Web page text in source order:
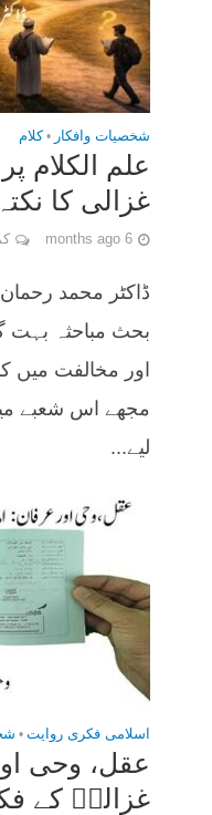
شخصیات وافکار • کلام
علم الکلام
غزالی کا
6 months ago
ڈاکٹر محمد رحمان
بحث مباحثہ
اور مخالفت میں
مجھے اس شعبے
لیے...
اسلامی فکری روایت •
عقل، وحی
غزالیؒ کے